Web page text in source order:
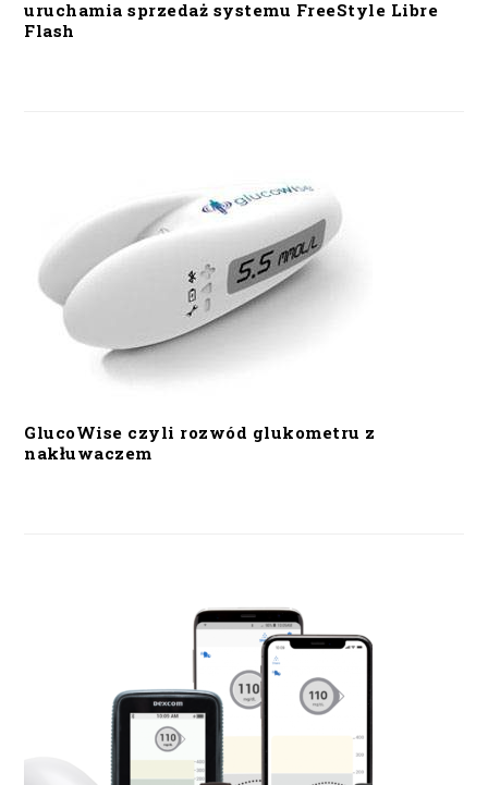
uruchamia sprzedaż systemu FreeStyle Libre
Flash
GlucoWise czyli rozwód glukometru z
nakłuwaczem